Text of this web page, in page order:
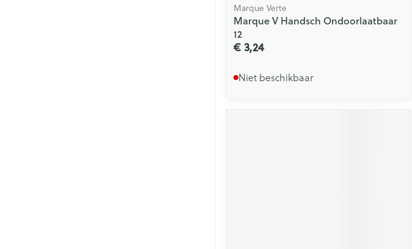
Marque Verte
Marque V Handsch Ondoorlaatbaar
12
€ 3,24
Niet beschikbaar